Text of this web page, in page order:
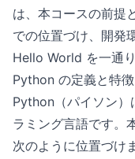
は、本コースの前提
での位置づけ、開発
Hello World を一通り
Python の定義と特徴
Python（パイソン）
ラミング言語です。
次のように位置づけ